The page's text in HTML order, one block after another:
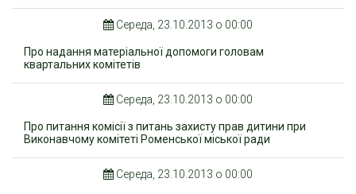
Середа, 23.10.2013 о 00:00
Про надання матеріальної допомоги головам
квартальних комітетів
Середа, 23.10.2013 о 00:00
Про питання комісії з питань захисту прав дитини при
Виконавчому комітеті Роменської міської ради
Середа, 23.10.2013 о 00:00